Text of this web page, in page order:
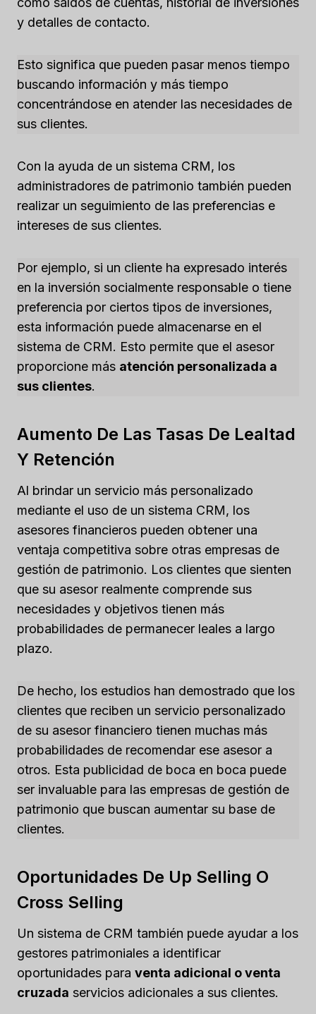
y detalles de contacto.
Esto significa que pueden pasar menos tiempo
buscando información y más tiempo
concentrándose en atender las necesidades de
sus clientes.
Con la ayuda de un sistema CRM, los
administradores de patrimonio también pueden
realizar un seguimiento de las preferencias e
intereses de sus clientes.
Por ejemplo, si un cliente ha expresado interés
en la inversión socialmente responsable o tiene
preferencia por ciertos tipos de inversiones,
esta información puede almacenarse en el
sistema de CRM. Esto permite que el asesor
proporcione más atención personalizada a
sus clientes.
Aumento De Las Tasas De Lealtad
Y Retención
Al brindar un servicio más personalizado
mediante el uso de un sistema CRM, los
asesores financieros pueden obtener una
ventaja competitiva sobre otras empresas de
gestión de patrimonio. Los clientes que sienten
que su asesor realmente comprende sus
necesidades y objetivos tienen más
probabilidades de permanecer leales a largo
plazo.
De hecho, los estudios han demostrado que los
clientes que reciben un servicio personalizado
de su asesor financiero tienen muchas más
probabilidades de recomendar ese asesor a
otros. Esta publicidad de boca en boca puede
ser invaluable para las empresas de gestión de
patrimonio que buscan aumentar su base de
clientes.
Oportunidades De Up Selling O
Cross Selling
Un sistema de CRM también puede ayudar a los
gestores patrimoniales a identificar
oportunidades para venta adicional o venta
cruzada servicios adicionales a sus clientes.